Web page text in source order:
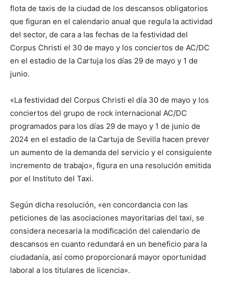
flota de taxis de la ciudad de los descansos obligatorios
que figuran en el calendario anual que regula la actividad
del sector, de cara a las fechas de la festividad del
Corpus Christi el 30 de mayo y los conciertos de AC/DC
en el estadio de la Cartuja los días 29 de mayo y 1 de
junio.
«La festividad del Corpus Christi el día 30 de mayo y los
conciertos del grupo de rock internacional AC/DC
programados para los días 29 de mayo y 1 de junio de
2024 en el estadio de la Cartuja de Sevilla hacen prever
un aumento de la demanda del servicio y el consiguiente
incremento de trabajo», figura en una resolución emitida
por el Instituto del Taxi.
Según dicha resolución, «en concordancia con las
peticiones de las asociaciones mayoritarias del taxi, se
considera necesaria la modificación del calendario de
descansos en cuanto redundará en un beneficio para la
ciudadanía, así como proporcionará mayor oportunidad
laboral a los titulares de licencia».